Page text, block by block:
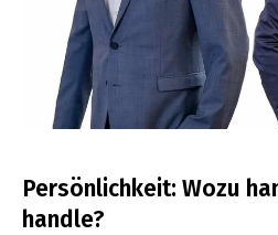
Persönlichkeit: Wozu
handle?